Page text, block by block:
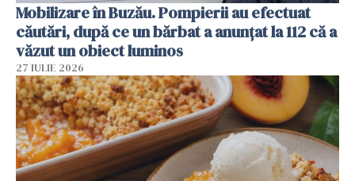
Mobilizare în Buzău. Pompierii au efectuat
căutări, după ce un bărbat a anunțat la 112 că a
văzut un obiect luminos
27 IULIE 2026